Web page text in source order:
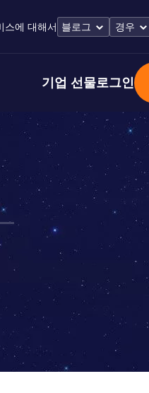
스에 대해서 블로그 경우
기업 선물로그인